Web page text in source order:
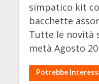
simpatico kit
bacchette
Tutte le novità
metà Agosto
Potrebbe